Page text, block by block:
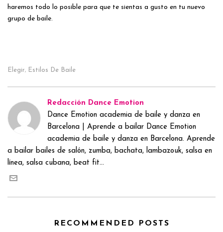
haremos todo lo posible para que te sientas a gusto en tu nuevo
grupo de baile.
Elegir, Estilos De Baile
Redacción Dance Emotion
Dance Emotion academia de baile y danza en
Barcelona | Aprende a bailar Dance Emotion
academia de baile y danza en Barcelona. Aprende
a bailar bailes de salón, zumba, bachata, lambazouk, salsa en
línea, salsa cubana, beat fit...
RECOMMENDED POSTS